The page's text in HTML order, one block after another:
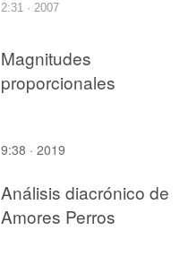
2:31 · 2007
Magnitudes
proporcionales
9:38 · 2019
Análisis diacrónico de
Amores Perros